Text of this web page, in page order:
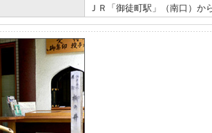
ＪＲ「御徒町駅」（南口）か